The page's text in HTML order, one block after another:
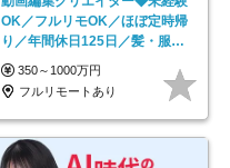
OK／フルリモOK／ほぼ定時帰
り／年間休日125日／髪・服・
ネイル自由／副業OK
350～1000万円
フルリモートあり